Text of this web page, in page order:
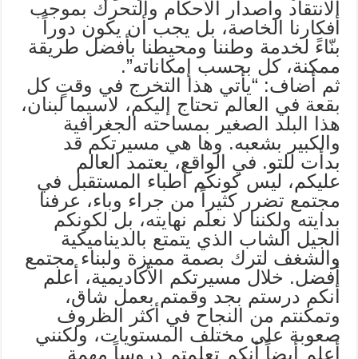
الانتقاد واصدار الأحكام والتحرك بموجب
أفكارنا الخاصة، بل يجب أن يكون دوراً
بنّاءً لخدمة وطننا ومحيطنا بأفضل طريقة
ممكنة، كل بحسب إمكاناته”.
ثم أضاف: “يأتي هذا التخرج في وقتٍ كل
بقعة في العالم تحتاج إليكم، لاسيما لبنان،
هذا البلد الصغير بمساحته الجغرافية
والكبير بشعبه. وها هي مسيرتكم قد
بدأت للتو. في الواقع، يعتمد العالم
عليكم، ليس كونكم أطباء المستقبل في
مجتمع تضرر كثيراً من جراء وباء، عرفنا
بدايته ولكننا لا نعلم نهايته، بل لكونكم
الجيل الشاب الذي يتمتع بالديناميكية
والشغف لترك بصمة مميزة ولبناء مجتمع
أفضل. خلال مسيرتكم الأكاديمية، أعلم
أنكم درستم بجد وقمتم بعمل شاق،
وتمكنتم من النجاح في أكثر الظروف
صعوبة على مختلف المستويات، ولكنني
أعلم أيضاً أنكم تعلمتم دروساً مهمة